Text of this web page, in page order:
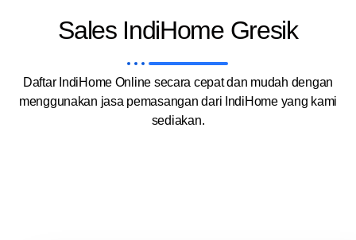
Sales IndiHome Gresik
Daftar IndiHome Online secara cepat dan mudah dengan
menggunakan jasa pemasangan dari IndiHome yang kami
sediakan.